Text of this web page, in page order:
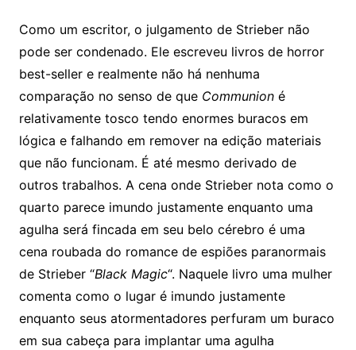
Como um escritor, o julgamento de Strieber não
pode ser condenado. Ele escreveu livros de horror
best-seller e realmente não há nenhuma
comparação no senso de que Communioné
relativamente tosco tendo enormes buracos em
lógica e falhando em remover na edição materiais
que não funcionam. É até mesmo derivado de
outros trabalhos. A cena onde Strieber nota como o
quarto parece imundo justamente enquanto uma
agulha será fincada em seu belo cérebro é uma
cena roubada do romance de espiões paranormais
de Strieber “Black Magic“. Naquele livro uma mulher
comenta como o lugar é imundo justamente
enquanto seus atormentadores perfuram um buraco
em sua cabeça para implantar uma agulha